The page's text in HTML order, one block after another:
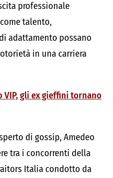
professionale
talento,
adattamento possano
in una carriera
VIP, gli ex gieffini tornano
di gossip, Amedeo
tra i concorrenti della
Italia condotto da